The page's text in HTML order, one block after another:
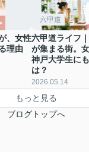
、女性
理由
六甲道
六甲道ライフ
が集まる街。
神戸大学生に
は？
2026.05.14
もっと見る
ブログトップへ